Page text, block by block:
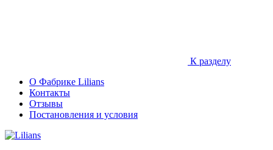
К разделу
О Фабрике Lilians
Контакты
Отзывы
Постановления и условия